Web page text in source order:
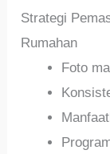
Strategi
Rumahan
Foto